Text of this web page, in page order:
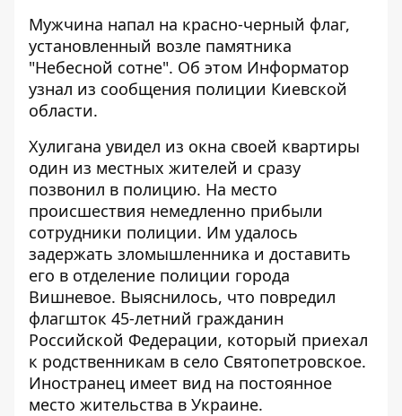
Мужчина напал на красно-черный флаг,
установленный возле памятника
"Небесной сотне". Об этом Информатор
узнал из сообщения полиции Киевской
области.
Хулигана увидел из окна своей квартиры
один из местных жителей и сразу
позвонил в полицию. На место
происшествия немедленно прибыли
сотрудники полиции. Им удалось
задержать зломышленника и доставить
его в отделение полиции города
Вишневое. Выяснилось, что повредил
флагшток 45-летний гражданин
Российской Федерации, который приехал
к родственникам в село Святопетровское.
Иностранец имеет вид на постоянное
место жительства в Украине.